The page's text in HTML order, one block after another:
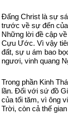
Đấng Christ là sự
trước về sự đến
Những lời đề cập
Cựu Ước. Vì vậy
đất, sự u ám bao
ngươi, vinh quang
Trong phần Kinh
lần. Đối với sứ đồ
của tối tăm, vì ông
Trời, còn cả thế